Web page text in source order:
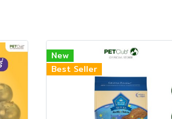
New
Best Seller